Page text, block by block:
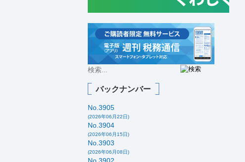
バックナンバー
No.3905
(2026年06月22日)
No.3904
(2026年06月15日)
No.3903
(2026年06月08日)